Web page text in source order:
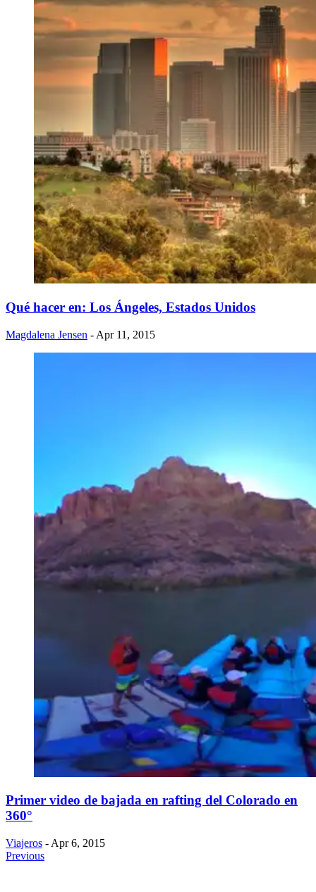
​Qué hacer en: Los Ángeles, Estados Unidos
Magdalena Jensen - Apr 11, 2015
Primer video de bajada en rafting del Colorado en
360°
Viajeros - Apr 6, 2015
Previous